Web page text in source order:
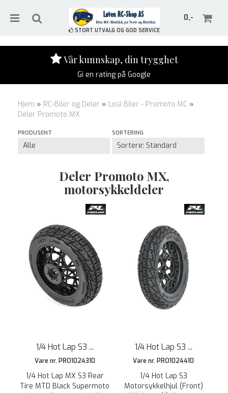
0,-
STORT UTVALG OG GOD SERVICE
Vår kunnskap, din trygghet
Gi en rating på Google
Hjem » RC-Biler og Deler » Losi Biler - Promoto MC »
Deler Promoto MX
PRODUSENT SORTERING
Deler Promoto MX,
motorsykkeldeler
1/4 Hot Lap S3 ...
Vare nr. PRO1024310
1/4 Hot Lap MX S3 Rear
Tire MTD Black Supermoto
1/4 Hot Lap S3 ...
Vare nr. PRO1024410
1/4 Hot Lap S3
Motorsykkelhjul (Front)